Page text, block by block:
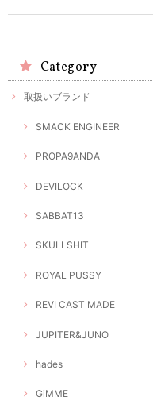
Category
取扱いブランド
SMACK ENGINEER
PROPA9ANDA
DEVILOCK
SABBAT13
SKULLSHIT
ROYAL PUSSY
REVI CAST MADE
JUPITER&JUNO
hades
GiMME